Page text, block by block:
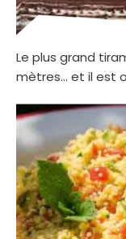
Le plus grand
mètres… et il est